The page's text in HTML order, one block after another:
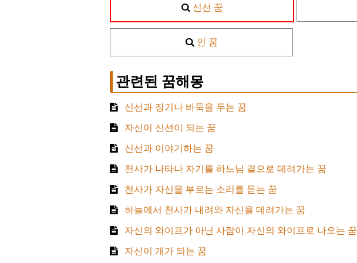
신선 꿈
인 꿈
관련된 꿈해몽
신선과 장기나 바둑을 두는 꿈
자신이 신선이 되는 꿈
신선과 이야기하는 꿈
천사가 나타나 자기를 하느님 곁으로 데려가는 꿈
천사가 자신을 부르는 소리를 듣는 꿈
하늘에서 천사가 내려와 자신을 데려가는 꿈
자신의 와이프가 아닌 사람이 자신의 와이프로 나오는 꿈
자신이 개가 되는 꿈